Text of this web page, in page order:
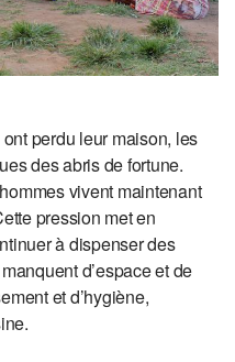
perdu leur maison, les
des abris de fortune.
vivent maintenant
pression met en
à dispenser des
d’espace et de
et d’hygiène,